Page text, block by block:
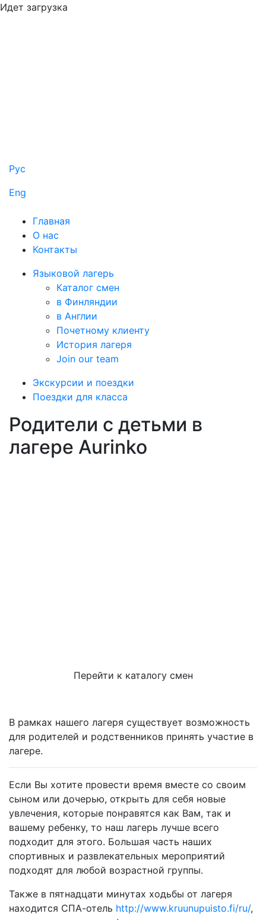
Идет загрузка
Рус
Eng
Главная
О нас
Контакты
Языковой лагерь
Каталог смен
в Финляндии
в Англии
Почетному клиенту
История лагеря
Join our team
Экскурсии и поездки
Поездки для класса
Родители с детьми в
лагере Aurinko
Перейти к каталогу смен
В рамках нашего лагеря существует возможность
для родителей и родственников принять участие в
лагере.
Если Вы хотите провести время вместе со своим
сыном или дочерью, открыть для себя новые
увлечения, которые понравятся как Вам, так и
вашему ребенку, то наш лагерь лучше всего
подходит для этого. Большая часть наших
спортивных и развлекательных мероприятий
подходят для любой возрастной группы.
Также в пятнадцати минутах ходьбы от лагеря
находится СПА-отель http://www.kruunupuisto.fi/ru/,